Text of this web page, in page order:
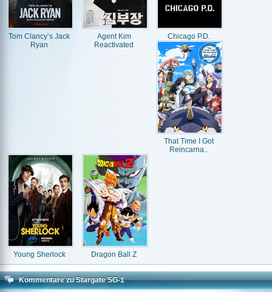
Tom Clancy’s Jack
Ryan
Agent Kim
Reactivated
Chicago P.D.
That Time I Got
Reincarna..
Young Sherlock Dragon Ball Z
Kommentare zu Stargate SG-1